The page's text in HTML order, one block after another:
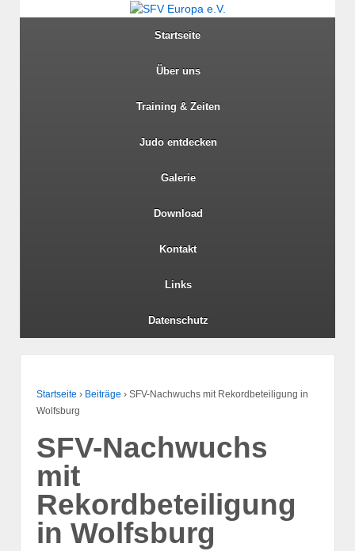
Startseite
Über uns
Training & Zeiten
Judo entdecken
Galerie
Download
Kontakt
Links
Datenschutz
Startseite › Beiträge › SFV-Nachwuchs mit Rekordbeteiligung in
Wolfsburg
SFV-Nachwuchs
mit
Rekordbeteiligung
in Wolfsburg